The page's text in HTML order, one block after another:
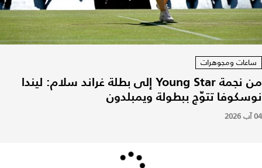
ساعات ومجوهرات
من نجمة Young Star إلى بطلة غراند سلام: ليندا
نوسكوفا تتوّج ببطولة ويمبلدون
04 آب 2026